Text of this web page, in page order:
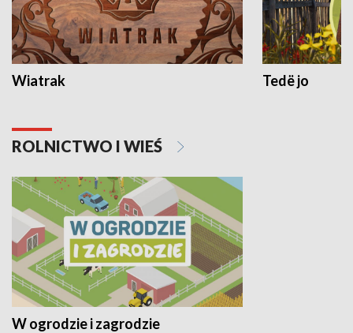
Wiatrak Tedë jo
ROLNICTWO I WIEŚ
W ogrodzie i zagrodzie